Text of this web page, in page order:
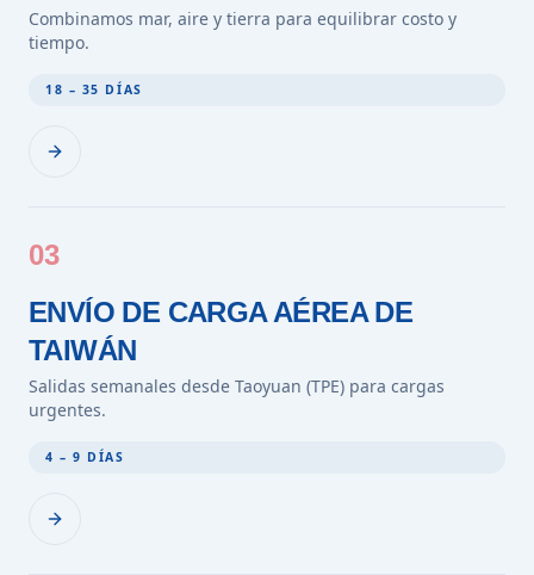
Combinamos mar, aire y tierra para equilibrar costo y
tiempo.
18 – 35 DÍAS
03
ENVÍO DE CARGA AÉREA DE
TAIWÁN
Salidas semanales desde Taoyuan (TPE) para cargas
urgentes.
4 – 9 DÍAS